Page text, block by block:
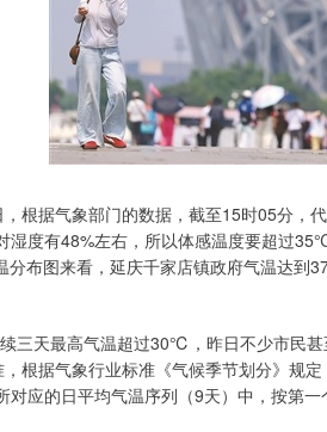
根据气象部门的数据，截至15时05分，
度有48%左右，所以体感温度要超过
分布图来看，延庆千家店镇政府气温达
三天最高气温超过30℃，昨日不少市民
根据气象行业标准《气候季节划分》规
应的日平均气温序列（9天）中，按第